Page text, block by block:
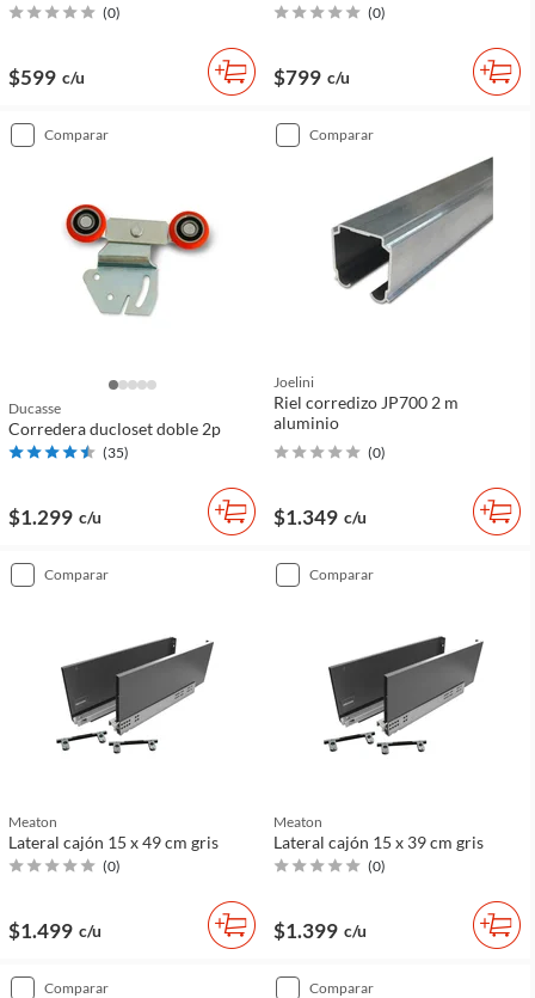
(0)
$599 c/u
(0)
$799 c/u
comparar
Ducasse
Corredera ducloset doble 2p
(35)
$1.299 c/u
comparar
Joelini
Riel corredizo JP700 2 m
aluminio
(0)
$1.349 c/u
comparar
Meaton
Lateral cajón 15 x 49 cm gris
(0)
$1.499 c/u
comparar
Meaton
Lateral cajón 15 x 39 cm gris
(0)
$1.399 c/u
comparar comparar